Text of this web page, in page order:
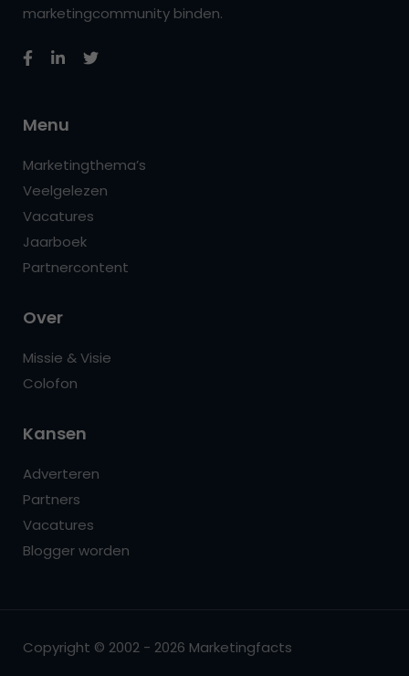
marketingcommunity binden.
Menu
Marketingthema’s
Veelgelezen
Vacatures
Jaarboek
Partnercontent
Over
Missie & Visie
Colofon
Kansen
Adverteren
Partners
Vacatures
Blogger worden
Copyright © 2002 - 2026 Marketingfacts